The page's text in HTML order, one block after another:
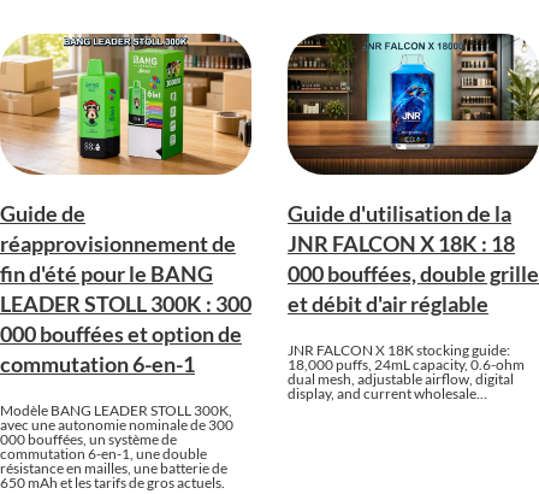
Guide de
réapprovisionnement de
fin d'été pour le BANG
LEADER STOLL 300K : 300
000 bouffées et option de
commutation 6-en-1
Modèle BANG LEADER STOLL 300K,
avec une autonomie nominale de 300
000 bouffées, un système de
commutation 6-en-1, une double
résistance en mailles, une batterie de
650 mAh et les tarifs de gros actuels.
Guide d'utilisation de la
JNR FALCON X 18K : 18
000 bouffées, double grille
et débit d'air réglable
JNR FALCON X 18K stocking guide:
18,000 puffs, 24mL capacity, 0.6-ohm
dual mesh, adjustable airflow, digital
display, and current wholesale…